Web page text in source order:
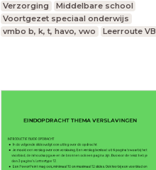
Verzorging
Middelbare school
Voortgezet speciaal onderwijs
vmbo b, k, t, havo, vwo
Leerroute VB